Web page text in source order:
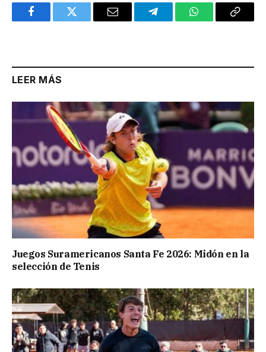
FacebookTwitter Email TelegramWhatsAppCopy
LEER MÁS
Juegos Suramericanos Santa Fe 2026: Midón en la
selección de Tenis